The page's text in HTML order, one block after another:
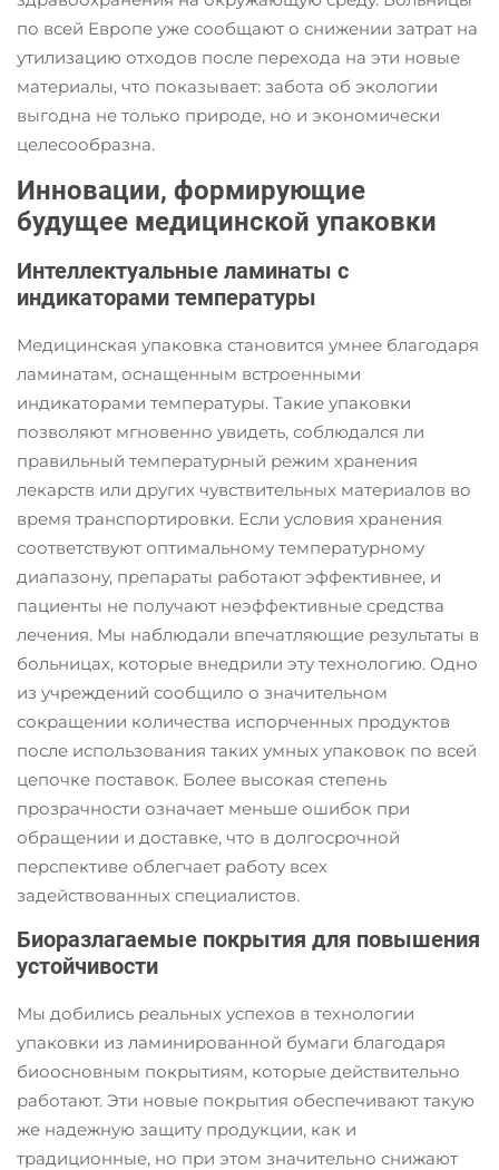
по всей Европе уже сообщают о снижении затрат на
утилизацию отходов после перехода на эти новые
материалы, что показывает: забота об экологии
выгодна не только природе, но и экономически
целесообразна.
Инновации, формирующие
будущее медицинской упаковки
Интеллектуальные ламинаты с
индикаторами температуры
Медицинская упаковка становится умнее благодаря
ламинатам, оснащенным встроенными
индикаторами температуры. Такие упаковки
позволяют мгновенно увидеть, соблюдался ли
правильный температурный режим хранения
лекарств или других чувствительных материалов во
время транспортировки. Если условия хранения
соответствуют оптимальному температурному
диапазону, препараты работают эффективнее, и
пациенты не получают неэффективные средства
лечения. Мы наблюдали впечатляющие результаты в
больницах, которые внедрили эту технологию. Одно
из учреждений сообщило о значительном
сокращении количества испорченных продуктов
после использования таких умных упаковок по всей
цепочке поставок. Более высокая степень
прозрачности означает меньше ошибок при
обращении и доставке, что в долгосрочной
перспективе облегчает работу всех
задействованных специалистов.
Биоразлагаемые покрытия для повышения
устойчивости
Мы добились реальных успехов в технологии
упаковки из ламинированной бумаги благодаря
биоосновным покрытиям, которые действительно
работают. Эти новые покрытия обеспечивают такую
же надежную защиту продукции, как и
традиционные, но при этом значительно снижают